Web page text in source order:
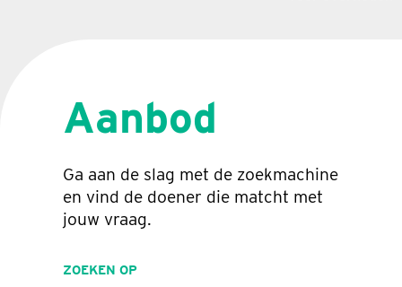
Aanbod
Ga aan de slag met de zoekmachine
en vind de doener die matcht met
jouw vraag.
ZOEKEN OP